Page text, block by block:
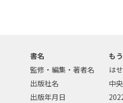
書名
も
監修・編集・著者名
は
出版社名
中
出版年月日